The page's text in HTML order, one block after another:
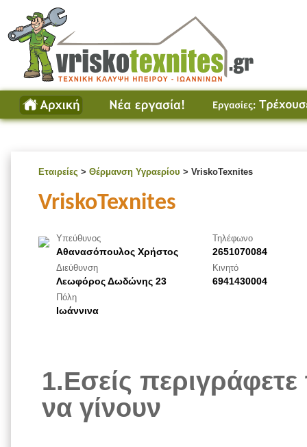
Εταιρείες > Θέρμανση Υγραερίου > VriskoTexnites
VriskoTexnites
Υπεύθυνος
Αθανασόπουλος Χρήστος
Διεύθυνση
Λεωφόρος Δωδώνης 23
Πόλη
Ιωάννινα
Τηλέφωνο
2651070084
Κινητό
6941430004
1.Εσείς
να γίνουν